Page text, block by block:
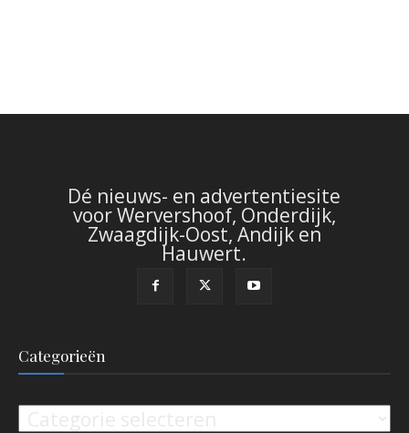
Dé nieuws- en advertentiesite
voor Wervershoof, Onderdijk,
Zwaagdijk-Oost, Andijk en
Hauwert.
Categorieën
Categorieën